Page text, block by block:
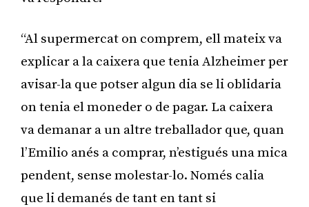
“Al supermercat on comprem, ell mateix va
explicar a la caixera que tenia Alzheimer per
avisar-la que potser algun dia se li oblidaria
on tenia el moneder o de pagar. La caixera
va demanar a un altre treballador que, quan
l’Emilio anés a comprar, n’estigués una mica
pendent, sense molestar-lo. Només calia
que li demanés de tant en tant si